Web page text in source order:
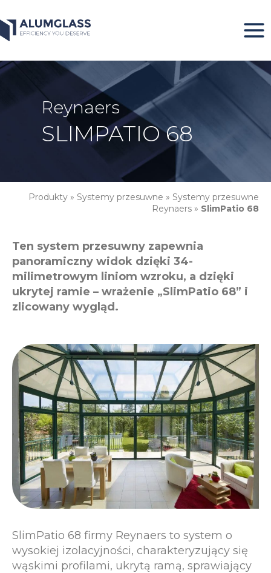
do
treści
Reynaers
SLIMPATIO 68
Produkty » Systemy przesuwne » Systemy przesuwne
Reynaers » SlimPatio 68
Ten system przesuwny zapewnia
panoramiczny widok dzięki 34-
milimetrowym liniom wzroku, a dzięki
ukrytej ramie – wrażenie „SlimPatio 68” i
zlicowany wygląd.
SlimPatio 68 firmy Reynaers to system o
wysokiej izolacyjności, charakteryzujący się
wąskimi profilami, ukrytą ramą, sprawiający